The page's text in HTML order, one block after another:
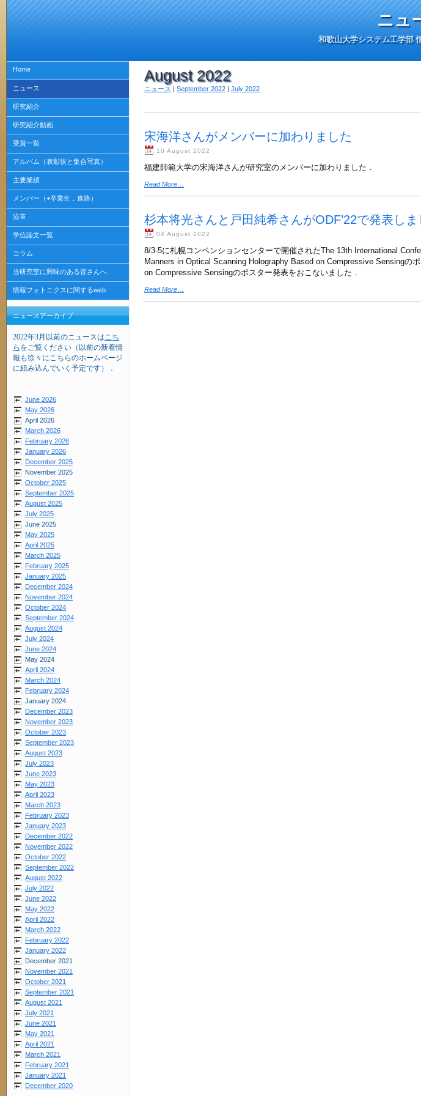
ニュ
和歌山大学システム工学部
Home
ニュース
研究紹介
研究紹介動画
受賞一覧
アルバム（表彰状と集合写真）
主要業績
メンバー（+卒業生，進路）
沿革
学位論文一覧
コラム
当研究室に興味のある皆さんへ
情報フォトニクスに関するweb
ニュースアーカイブ
2022年3月以前のニュースはこち
ら をご覧ください（以前の新着情
報も徐々にこちらのホームページ
に組み込んでいく予定です）．
June 2026
May 2026
April 2026
March 2026
February 2026
January 2026
December 2025
November 2025
October 2025
September 2025
August 2025
July 2025
June 2025
May 2025
April 2025
March 2025
February 2025
January 2025
December 2024
November 2024
October 2024
September 2024
August 2024
July 2024
June 2024
May 2024
April 2024
March 2024
February 2024
January 2024
December 2023
November 2023
October 2023
September 2023
August 2023
July 2023
June 2023
May 2023
April 2023
March 2023
February 2023
January 2023
December 2022
November 2022
October 2022
September 2022
August 2022
July 2022
June 2022
May 2022
April 2022
March 2022
February 2022
January 2022
December 2021
November 2021
October 2021
September 2021
August 2021
July 2021
June 2021
May 2021
April 2021
March 2021
February 2021
January 2021
December 2020
August 2022
ニュース | September 2022 | July 2022
宋海洋さんがメンバーに加わりました
10 August 2022
福建師範大学の宋海洋さんが研究室のメンバーに加わりました．
Read More…
杉本将光さんと戸田純希さんがODF’22で発表しま
04 August 2022
8/3-5に札幌コンベンションセンターで開催されたThe 13th International
Manners in Optical Scanning Holography Based on Compressive Sensingの
on Compressive Sensingのポスター発表をおこないました．
Read More…